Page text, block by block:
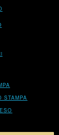
STAMPA